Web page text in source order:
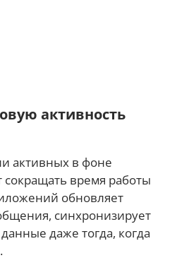
активность
активных в фоне
сокращать время работы
обновляет
синхронизирует
даже тогда, когда